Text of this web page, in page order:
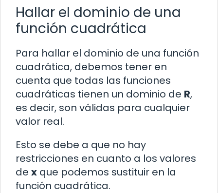
Hallar el dominio de una
función cuadrática
Para hallar el dominio de una función
cuadrática, debemos tener en
cuenta que todas las funciones
cuadráticas tienen un dominio de R,
es decir, son válidas para cualquier
valor real.
Esto se debe a que no hay
restricciones en cuanto a los valores
de x que podemos sustituir en la
función cuadrática.